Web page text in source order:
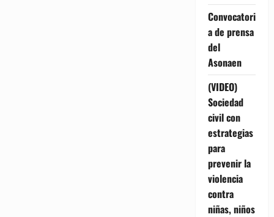
Convocatori
a de prensa
del
Asonaen
(VIDEO)
Sociedad
civil con
estrategias
para
prevenir la
violencia
contra
niñas, niños